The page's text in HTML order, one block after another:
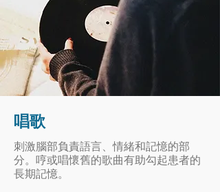
唱歌
刺激腦部負責語言、情緒和記憶的部
分。哼或唱懷舊的歌曲有助勾起患者的
長期記憶。